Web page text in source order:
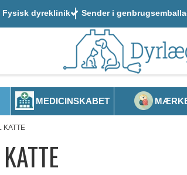
Fysisk dyreklinik Sender i
MEDICINSKABET
KATTE